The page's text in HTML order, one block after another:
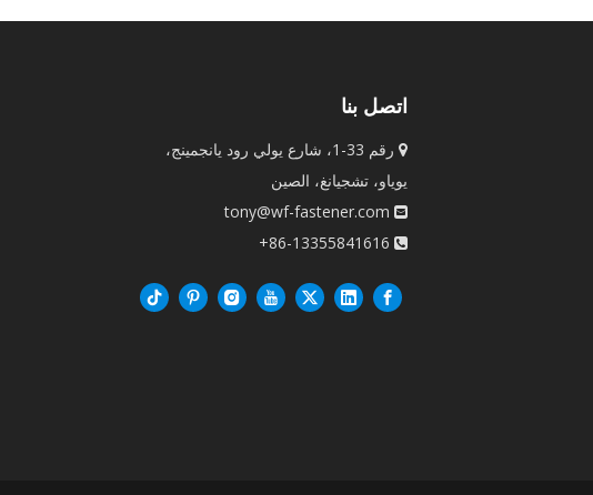
اتصل بنا

رقم 33-1، شارع يولي رود يانجمينج،
يوياو، تشجيانغ، الصين

tony@wf-fastener.com
